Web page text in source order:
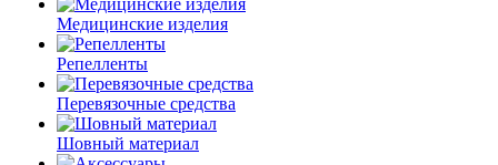
Медицинские изделия
Репелленты
Перевязочные средства
Шовный материал